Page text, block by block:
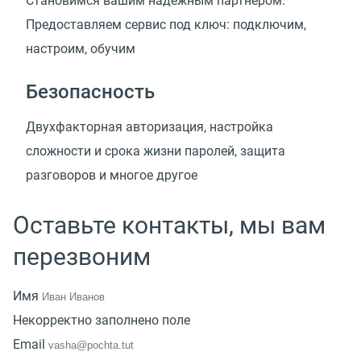
Предоставляем сервис под ключ: подключим,
настроим, обучим
Безопасность
Двухфакторная авторизация, настройка
сложности и срока жизни паролей, защита
разговоров и многое другое
Оставьте контакты, мы вам
перезвоним
Имя
Некорректно заполнено поле
Email